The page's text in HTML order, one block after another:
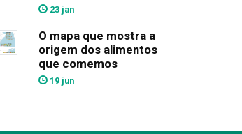
23 jan
O mapa que mostra a
origem dos alimentos
que comemos
19 jun